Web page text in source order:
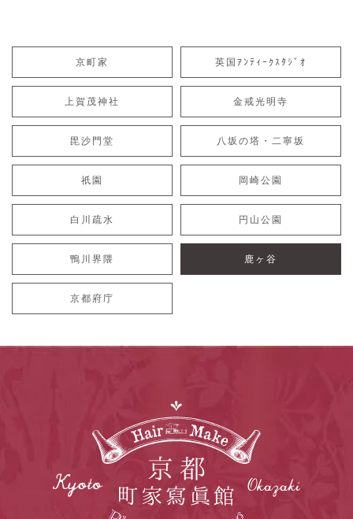
京町家 英国ｱﾝﾃｨｰｸｽﾀｼﾞｵ
上賀茂神社 金戒光明寺
毘沙門堂 八坂の塔・二寧坂
祇園 岡崎公園
白川疏水 円山公園
鴨川界隈 鹿ヶ谷
京都府庁